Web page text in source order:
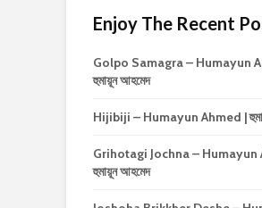
Enjoy The Recent
Golpo Samagra – Humayun
হুমায়ূন আহমেদ
Hijibiji – Humayun Ahmed |
Grihotagi Jochna – Humayun
হুমায়ূন আহমেদ